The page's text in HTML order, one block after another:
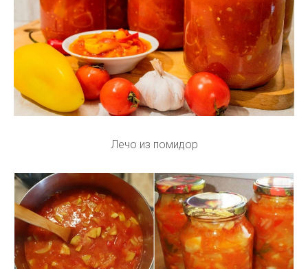
Лечо из помидор